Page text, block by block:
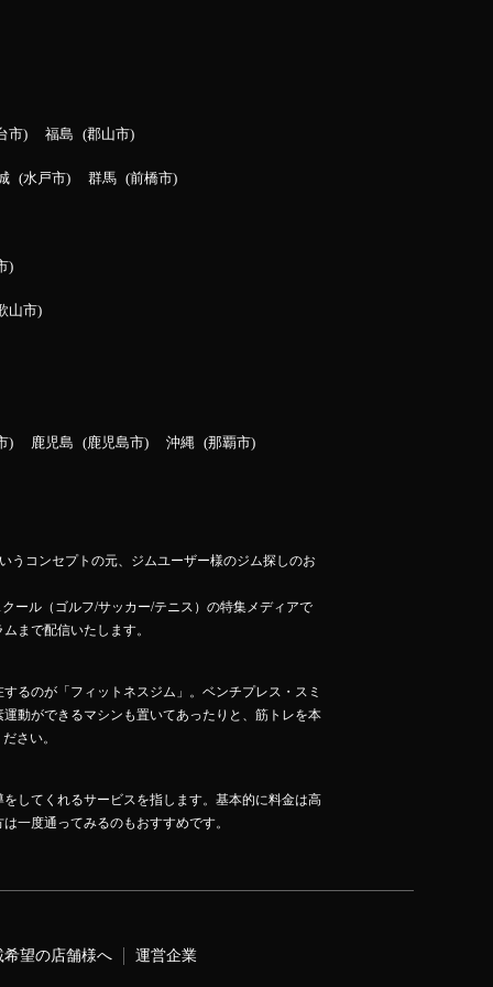
市 福島 郡山市
水戸市 群馬 前橋市
山市
鹿児島 鹿児島市 沖縄 那覇市
うコンセプトの元、ジムユーザー様のジム探しのお
ール（ゴルフ/サッカー/テニス）の特集メディアで
まで配信いたします。
るのが「フィットネスジム」。ベンチプレス・スミ
動ができるマシンも置いてあったりと、筋トレを本
さい。
してくれるサービスを指します。基本的に料金は高
一度通ってみるのもおすすめです。
希望の店舗様へ 運営企業